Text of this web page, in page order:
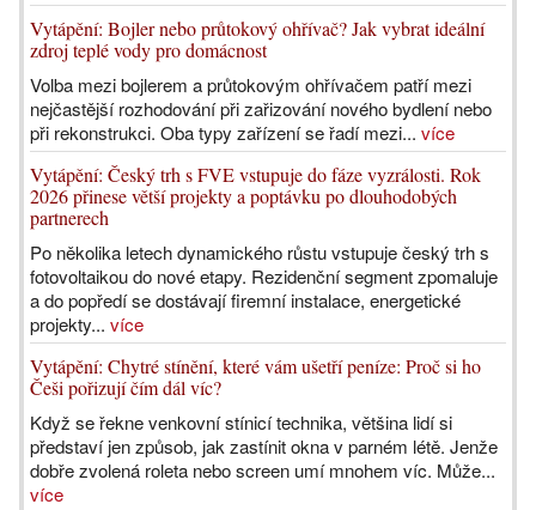
Vytápění: Bojler nebo průtokový ohřívač? Jak vybrat ideální
zdroj teplé vody pro domácnost
Volba mezi bojlerem a průtokovým ohřívačem patří mezi
nejčastější rozhodování při zařizování nového bydlení nebo
při rekonstrukci. Oba typy zařízení se řadí mezi... více
Vytápění: Český trh s FVE vstupuje do fáze vyzrálosti. Rok
2026 přinese větší projekty a poptávku po dlouhodobých
partnerech
Po několika letech dynamického růstu vstupuje český trh s
fotovoltaikou do nové etapy. Rezidenční segment zpomaluje
a do popředí se dostávají firemní instalace, energetické
projekty... více
Vytápění: Chytré stínění, které vám ušetří peníze: Proč si ho
Češi pořizují čím dál víc?
Když se řekne venkovní stínicí technika, většina lidí si
představí jen způsob, jak zastínit okna v parném létě. Jenže
dobře zvolená roleta nebo screen umí mnohem víc. Může...
více